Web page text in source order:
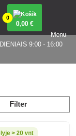
9:00 - 16:00
0
0,00 €
Menu
Filter
> 20 vnt